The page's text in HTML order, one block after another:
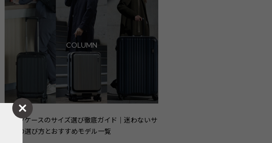
COLUMN
2025.12.12
スーツケースのサイズ選び徹底ガイド｜迷わないサ
イズの選び方とおすすめモデル一覧